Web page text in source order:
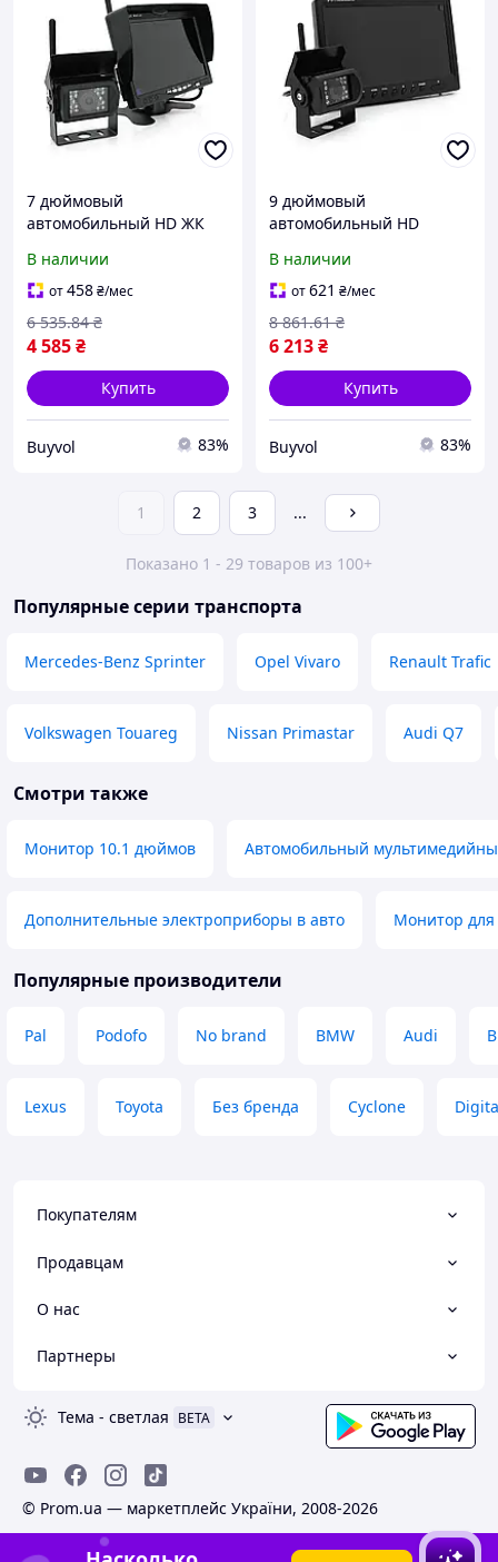
7 дюймовый
автомобильный HD ЖК
камерами 420TVL 120
градусов для парковки и
заднего вида BUV
В наличии
от458₴/мес
4 585₴
6 535.84 ₴
Купить
Buyvol 83%
9 дюймовый
автомобильный HD
заднего вида 24V 420TVL
120 градусов угол обзора
BUV
В наличии
от621 ₴/мес
6 213₴
8 861.61 ₴
Купить
Buyvol 83%
1 2 3 ...
Показано 1 - 29 товаров из 100+
Популярные серии транспорта
Mercedes-Benz Sprinter Opel Vivaro Renault Trafic
Volkswagen Touareg Nissan Primastar Audi Q7
Смотри также
Монитор 10.1 дюймов Автомобильный
Дополнительные электроприборы в авто Монитор
Популярные производители
Pal Podofo No brand BMW Audi
Lexus Toyota Без бренда Cyclone
Покупателям
Продавцам
О нас
Партнеры
Тема - светлая BETA
© Prom.ua — маркетплейс України, 2008-2026